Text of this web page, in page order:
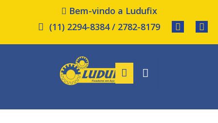
Bem-vindo a Ludufix
(11) 2294-8384 / 2782-8179